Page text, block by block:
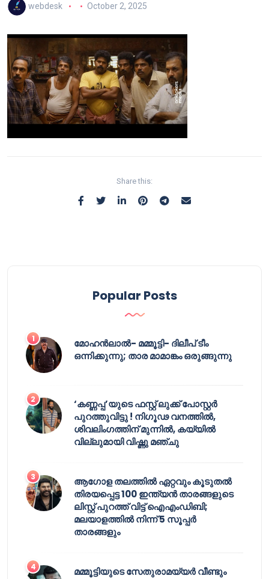
webdesk October 2, 2025
Share this:
Popular Posts
മോഹൻലാൽ- മമ്മൂട്ടി- ദിലീപ് ടീം
ഒന്നിക്കുന്നു; താര മാമാങ്കം ഒരുങ്ങുന്നു
‘കണ്ണപ്പ’യുടെ ഫസ്റ്റ് ലുക്ക് പോസ്റ്റർ
പുറത്തുവിട്ടു ! നിഗൂഢ വനത്തിൽ,
ശിവലിംഗത്തിന് മുന്നിൽ, കയ്യിൽ
വില്ലുമായി വിഷ്ണു മഞ്ചു
ആഗോള തലത്തിൽ ഏറ്റവും കൂടുതൽ
തിരയപ്പെട്ട 100 ഇന്ത്യൻ താരങ്ങളുടെ
ലിസ്റ്റ് പുറത്ത് വിട്ട് ഐഎംഡിബി;
മലയാളത്തിൽ നിന്ന് 5 സൂപ്പർ
താരങ്ങളും
മമ്മൂട്ടിയുടെ സേതുരാമയ്യർ വീണ്ടും